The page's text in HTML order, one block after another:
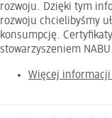
rozwoju. Dzięki tym
rozwoju chcielibyśmy
konsumpcję.
stowarzyszeniem NABU.
Więcej informacji